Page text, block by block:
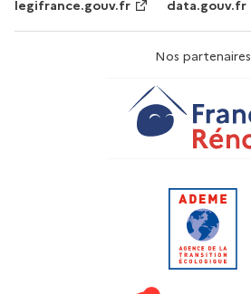
legifrance.gouv.fr data.gouv.fr
Nos partenaires